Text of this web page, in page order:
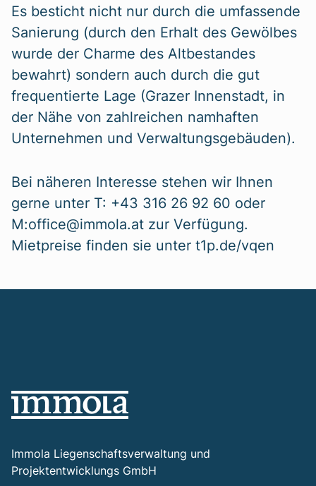
Es besticht nicht nur durch die umfassende
Sanierung (durch den Erhalt des Gewölbes
wurde der Charme des Altbestandes
bewahrt) sondern auch durch die gut
frequentierte Lage (Grazer Innenstadt, in
der Nähe von zahlreichen namhaften
Unternehmen und Verwaltungsgebäuden).
Bei näheren Interesse stehen wir Ihnen
gerne unter T: +43 316 26 92 60 oder
M:office@immola.at zur Verfügung.
Mietpreise finden sie unter t1p.de/vqen
Immola Liegenschaftsverwaltung und
Projektentwicklungs GmbH